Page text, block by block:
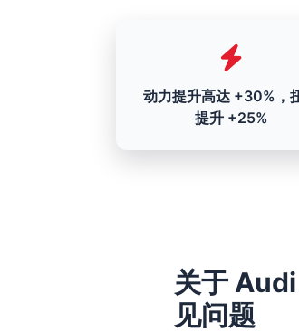
动力提升高达 +30%，
提升 +25%
关于
见问题